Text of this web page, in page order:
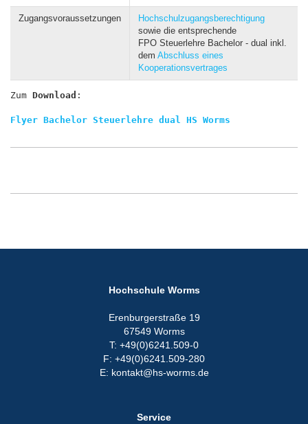
Zugangsvoraussetzungen
Hochschulzugangsberechtigung
sowie die entsprechende
FPO Steuerlehre Bachelor - dual inkl.
dem Abschluss eines
Kooperationsvertrages
Zum Download :
Flyer Bachelor Steuerlehre dual HS Worms
Hochschule Worms
Erenburgerstraße 19
67549 Worms
T: +49(0)6241.509-0
F: +49(0)6241.509-280
E: kontakt@hs-worms.de
Service